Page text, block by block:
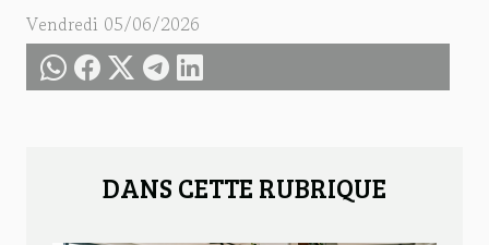
Vendredi 05/06/2026
DANS CETTE RUBRIQUE